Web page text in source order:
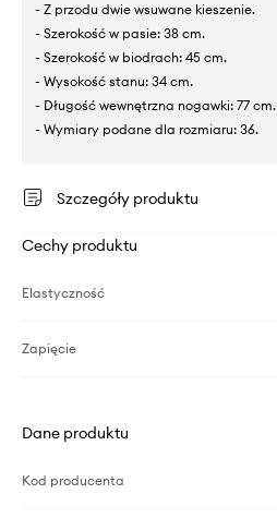
- Z przodu dwie wsuwane kieszenie.
- Szerokość w pasie: 38 cm.
- Szerokość w biodrach: 45 cm.
- Wysokość stanu: 34 cm.
- Długość wewnętrzna nogawki: 77 cm.
- Wymiary podane dla rozmiaru: 36.
Szczegóły produktu
Cechy produktu
Elastyczność
Zapięcie
Dane produktu
Kod producenta